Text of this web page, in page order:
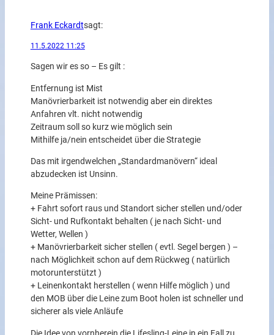
Frank Eckardtsagt:
11.5.2022 11:25
Sagen wir es so – Es gilt :
Entfernung ist Mist
Manövrierbarkeit ist notwendig aber ein direktes
Anfahren vlt. nicht notwendig
Zeitraum soll so kurz wie möglich sein
Mithilfe ja/nein entscheidet über die Strategie
Das mit irgendwelchen „Standardmanövern“ ideal
abzudecken ist Unsinn.
Meine Prämissen:
+ Fahrt sofort raus und Standort sicher stellen und/oder
Sicht- und Rufkontakt behalten ( je nach Sicht- und
Wetter, Wellen )
+ Manövrierbarkeit sicher stellen ( evtl. Segel bergen ) –
nach Möglichkeit schon auf dem Rückweg ( natürlich
motorunterstützt )
+ Leinenkontakt herstellen ( wenn Hilfe möglich ) und
den MOB über die Leine zum Boot holen ist schneller und
sicherer als viele Anläufe